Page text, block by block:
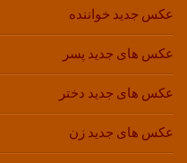
عکس جدید خواننده
عکس های جدید پسر
عکس های جدید دختر
عکس های جدید زن